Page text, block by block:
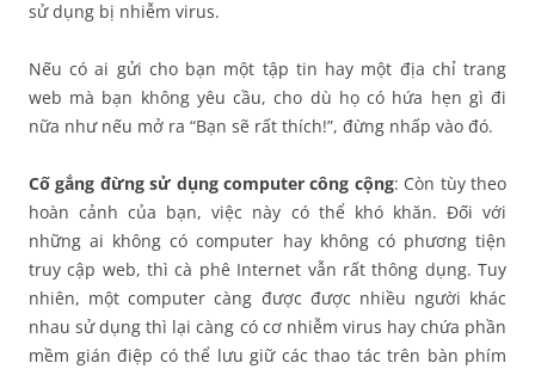
sử dụng bị nhiễm virus.
Nếu có ai gửi cho bạn một tập tin hay một địa chỉ trang
web mà bạn không yêu cầu, cho dù họ có hứa hẹn gì đi
nữa như nếu mở ra “Bạn sẽ rất thích!”, đừng nhấp vào đó.
Cố gắng đừng sử dụng computer công cộng: Còn tùy theo
hoàn cảnh của bạn, việc này có thể khó khăn. Đối với
những ai không có computer hay không có phương tiện
truy cập web, thì cà phê Internet vẫn rất thông dụng. Tuy
nhiên, một computer càng được được nhiều người khác
nhau sử dụng thì lại càng có cơ nhiễm virus hay chứa phần
mềm gián điệp có thể lưu giữ các thao tác trên bàn phím